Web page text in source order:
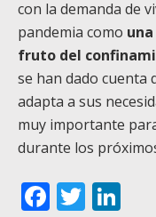
con la demanda de
pandemia como
fruto del
se han dado cuenta
adapta a sus
muy importante
durante los
Facebook